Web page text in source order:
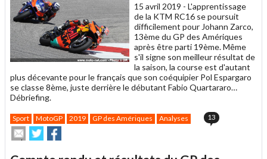
15 avril 2019 - L'apprentissage
de la KTM RC16 se poursuit
difficilement pour Johann Zarco,
13ème du GP des Amériques
après être parti 19ème. Même
s'il signe son meilleur résultat de
la saison, la course est d'autant
plus décevante pour le français que son coéquipier Pol Espargaro
se classe 8ème, juste derrière le débutant Fabio Quartararo…
Débriefing.
Sport MotoGP 2019 GP des Amériques Analyses 13
Envoyer
cet
Partager
sur
sur